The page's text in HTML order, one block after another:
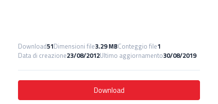
Download51Dimensioni file3.29 MBConteggio file1
Data di creazione23/08/2012Ultimo aggiornamento30/08/2019
Download